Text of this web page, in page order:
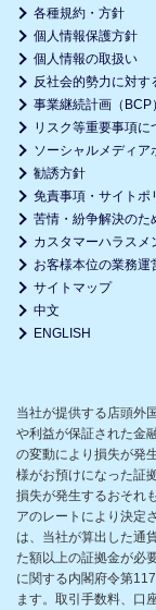
各種規約・方針
個人情報保護方針
個人情報の取扱い
反社会的勢力に対す
事業継続計画（BCP）
リスク等重要事項に
ソーシャルメディア
勧誘方針
免責事項・サイトポ
苦情・紛争解決のた
カスタマーハラス
お客様本位の業務運
サイトマップ
中文
ENGLISH
当社が提供する店頭外
や利益が保証された金
の変動により損失が発
様がお預けになった証
損失が発生するおそれ
アのレートにより決定
は、当社が算出した通
た額以上の証拠金が必
に関する内閣府令第
ます。取引手数料、口